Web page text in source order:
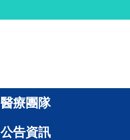
醫療團隊
公告資訊